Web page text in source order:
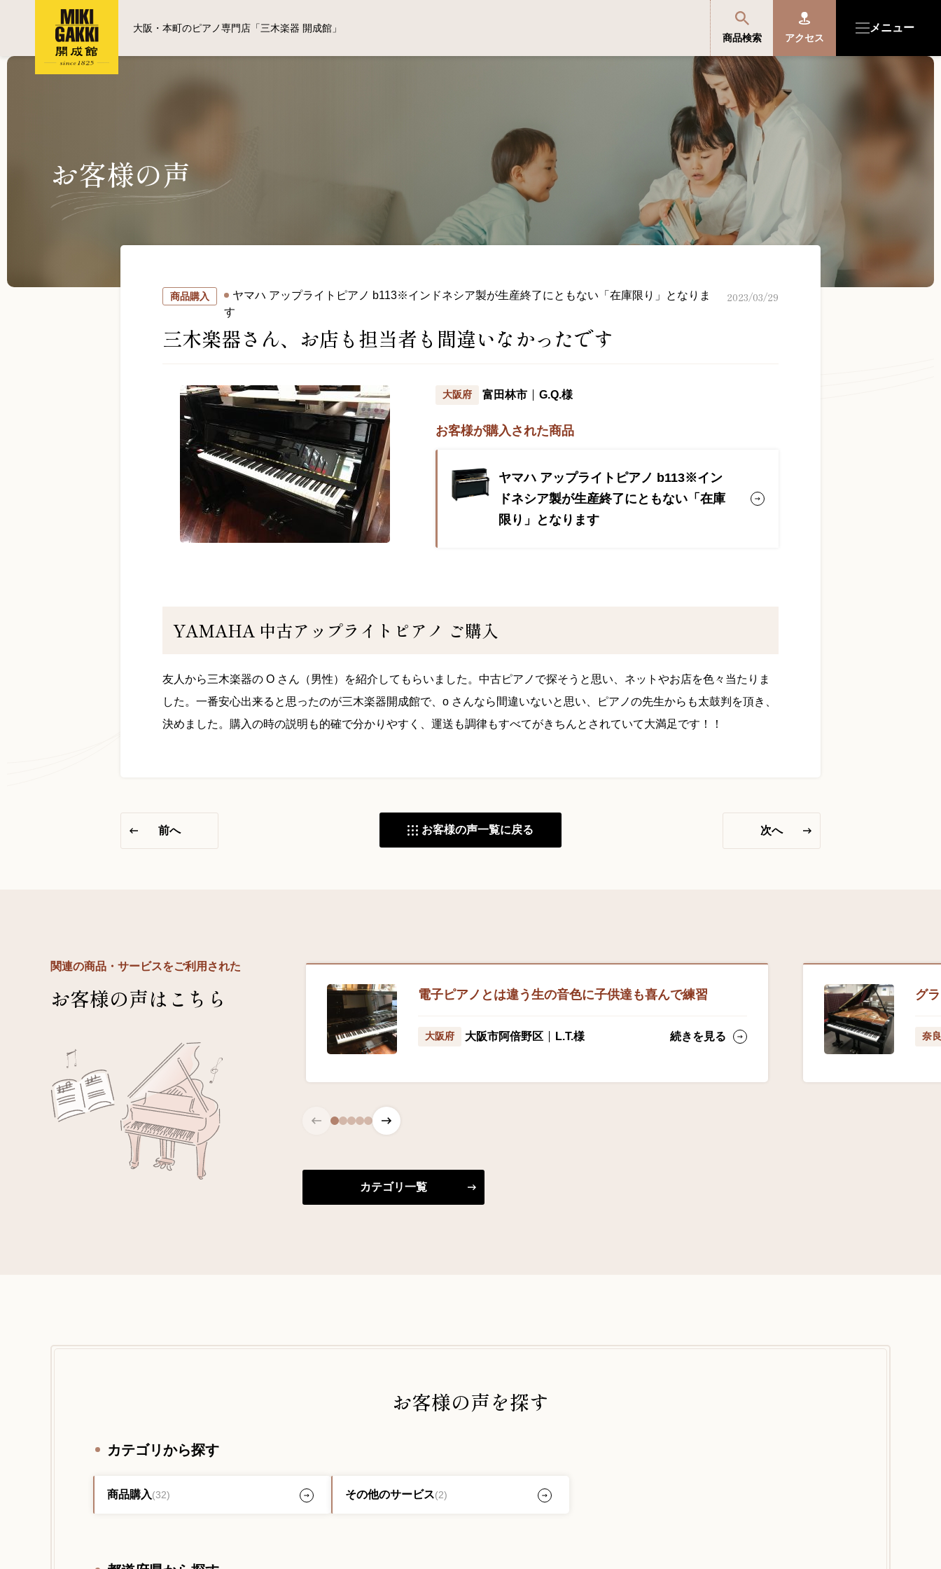
商品検索 アクセス
メニュー
大阪・本町のピアノ専門店「三木楽器 開成館」
商品を探す・選ぶ
便利なサービス
開成館を知る
音楽教室・イベント情報
サポート・購入特典
サートなど動画で発信中！
お客様の声
商品購入 2023/03/29
ヤマハ アップライトピアノ b113※インドネシア製が生産終了にともない「在庫限り」となりま
す
三木楽器さん、お店も担当者も間違いなかったです
大阪府 富田林市 G.Q.様
お客様が購入された商品
ヤマハ アップライトピアノ b113※イン
ドネシア製が生産終了にともない「在庫
限り」となります
YAMAHA 中古アップライトピアノ ご購入
友人から三木楽器の O さん（男性）を紹介してもらいました。中古ピアノで探そうと思い、ネットやお店を色々当たりま
した。一番安心出来ると思ったのが三木楽器開成館で、o さんなら間違いないと思い、ピアノの先生からも太鼓判を頂き、
決めました。購入の時の説明も的確で分かりやすく、運送も調律もすべてがきちんとされていて大満足です！！
お客様の声一覧に戻る
前へ 次へ
関連の商品・サービスをご利用された
お客様の声はこちら 電子ピアノとは違う生の音色に子供達も喜んで練習
大阪府 大阪市阿倍野区 L.T.様 続きを見る
グ
奈
カテゴリ一覧
お客様の声を探す
カテゴリから探す
商品購入(32) その他のサービス(2)